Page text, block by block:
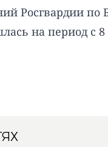
Росгвардии по
на период с 8